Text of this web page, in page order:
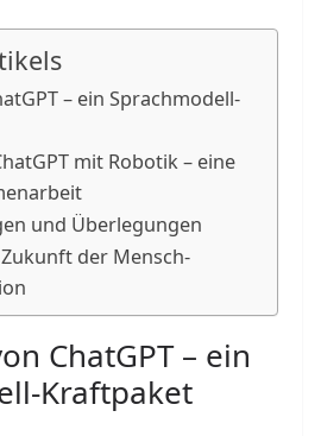
– ein Sprachmodell-
mit Robotik – eine
und Überlegungen
der Mensch-
ChatGPT – ein
Kraftpaket